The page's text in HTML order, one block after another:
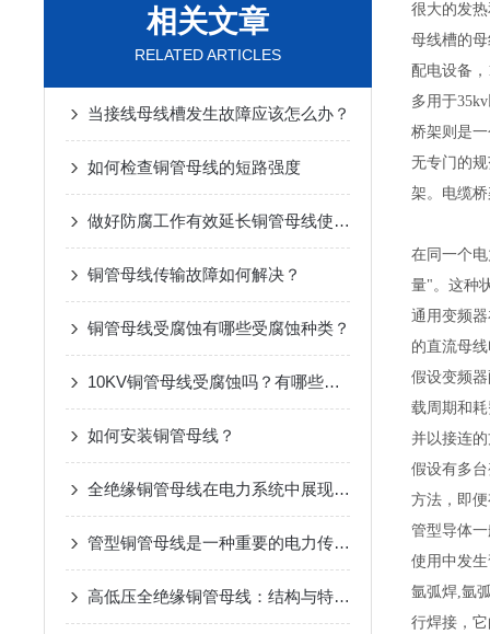
相关文章
RELATED ARTICLES
当接线母线槽发生故障应该怎么办？
如何检查铜管母线的短路强度
做好防腐工作有效延长铜管母线使用寿命
铜管母线传输故障如何解决？
铜管母线受腐蚀有哪些受腐蚀种类？
10KV铜管母线受腐蚀吗？有哪些受腐蚀种类？
如何安装铜管母线？
全绝缘铜管母线在电力系统中展现出了巨大优势
管型铜管母线是一种重要的电力传输设备
高低压全绝缘铜管母线：结构与特点深度解析
很大的发
母线槽的
配电设备
多用于
桥架则是
无专门的
架。电缆
在同一个
量"。这种
通用变频
的直流母
假设变频
载周期和
并以接连
假设有多
方法，即
管型导体
使用中发
氩弧焊,氩
行焊接，